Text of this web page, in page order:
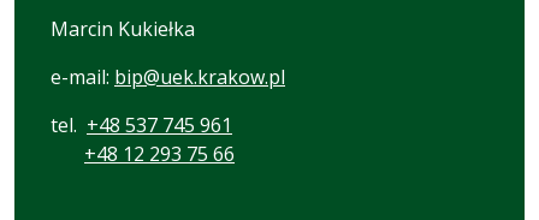
Marcin Kukiełka
e-mail: bip@uek.krakow.pl
tel. +48 537 745 961
+48 12 293 75 66